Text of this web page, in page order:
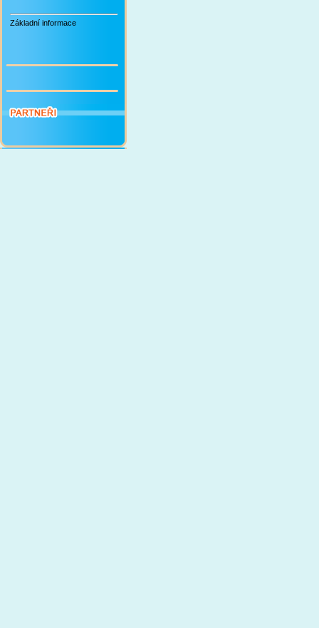
Základní informace